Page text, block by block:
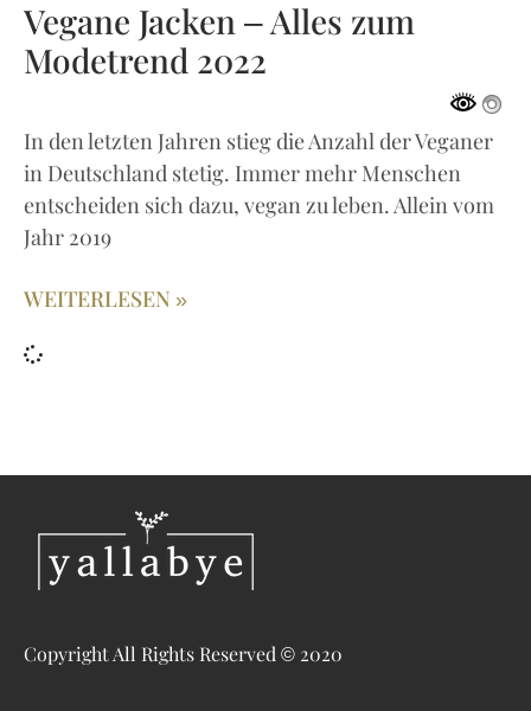
Vegane Jacken – Alles zum
Modetrend 2022
In den letzten Jahren stieg die Anzahl der Veganer
in Deutschland stetig. Immer mehr Menschen
entscheiden sich dazu, vegan zu leben. Allein vom
Jahr 2019
WEITERLESEN »
Copyright All Rights Reserved © 2020